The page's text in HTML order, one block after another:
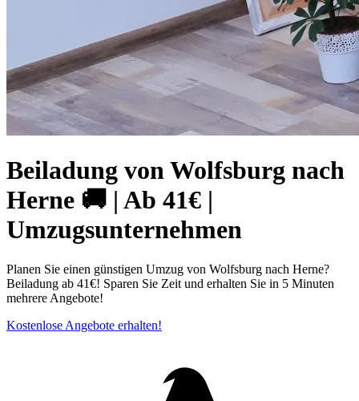
Beiladung von Wolfsburg nach
Herne 🚚 | Ab 41€ |
Umzugsunternehmen
Planen Sie einen günstigen Umzug von Wolfsburg nach Herne?
Beiladung ab 41€! Sparen Sie Zeit und erhalten Sie in 5 Minuten
mehrere Angebote!
Kostenlose Angebote erhalten!